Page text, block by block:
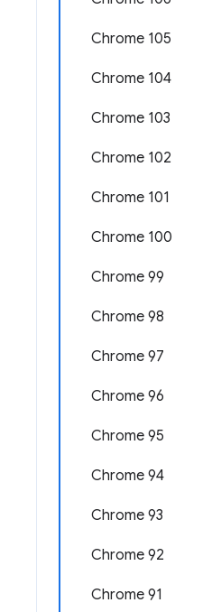
Chrome 105
Chrome 104
Chrome 103
Chrome 102
Chrome 101
Chrome 100
Chrome 99
Chrome 98
Chrome 97
Chrome 96
Chrome 95
Chrome 94
Chrome 93
Chrome 92
Chrome 91